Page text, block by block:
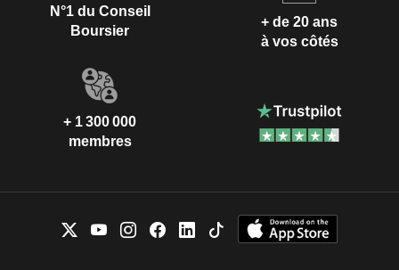
N°1 du Conseil
Boursier
+ de 20 ans
à vos côtés
+ 1 300 000
membres